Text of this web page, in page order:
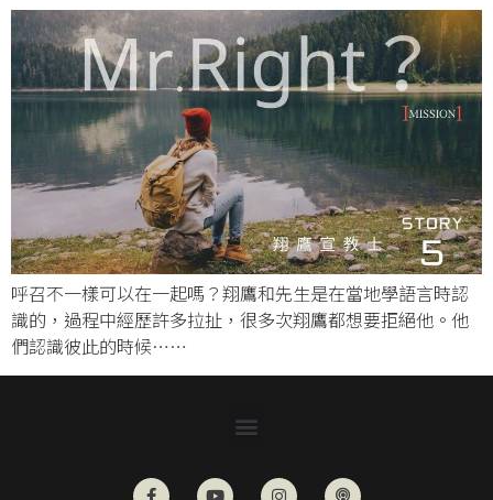
呼召不一樣可以在一起嗎？翔鷹和先生是在當地學語言時認
識的，過程中經歷許多拉扯，很多次翔鷹都想要拒絕他。他
們認識彼此的時候……